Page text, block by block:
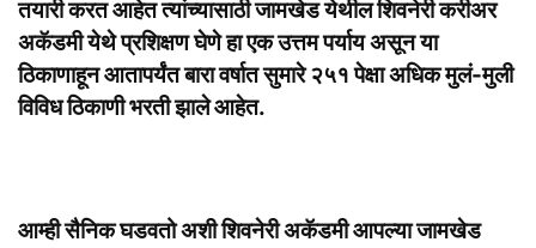
तयारी करत आहेत त्यांच्यासाठी जामखेड येथील शिवनेरी करीअर
अकॅडमी येथे प्रशिक्षण घेणे हा एक उत्तम पर्याय असून या
ठिकाणाहून आतापर्यंत बारा वर्षात सुमारे २५१ पेक्षा अधिक मुलं-मुली
विविध ठिकाणी भरती झाले आहेत.
आम्ही सैनिक घडवतो अशी शिवनेरी अकॅडमी आपल्या जामखेड